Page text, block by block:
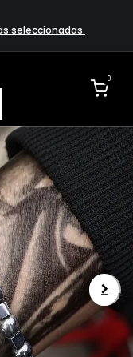
selecciona​das.
0
.